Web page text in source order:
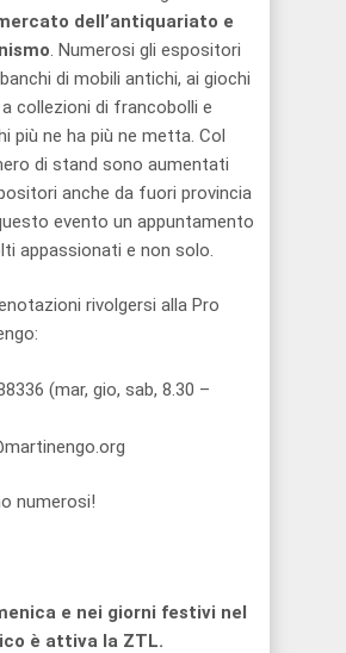
dell’antiquariato e
. Numerosi gli espositori
di mobili antichi, ai giochi
collezioni di francobolli e
più ne ha più ne metta. Col
di stand sono aumentati
anche da fuori provincia
evento un appuntamento
appassionati e non solo.
rivolgersi alla Pro
(mar, gio, sab, 8.30 –
numerosi!
e nei giorni festivi nel
è attiva la ZTL.